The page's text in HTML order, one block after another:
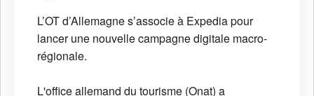
L’OT d’Allemagne s’associe à Expedia pour
lancer une nouvelle campagne digitale macro-
régionale.
L'office allemand du tourisme (Onat) a